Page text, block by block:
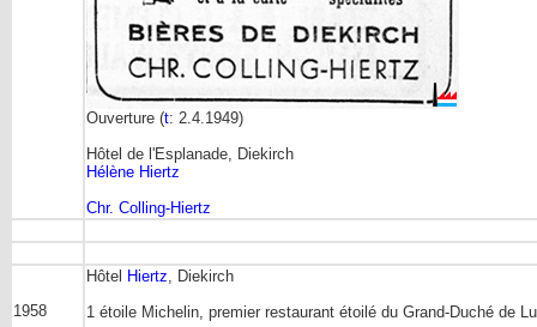
Ouverture (t: 2.4.1949)
Hôtel de l'Esplanade, Diekirch
Hélène Hiertz
Chr. Colling-Hiertz
1958
Hôtel Hiertz , Diekirch
1 étoile Michelin, premier restaurant étoilé du Grand-Duché de